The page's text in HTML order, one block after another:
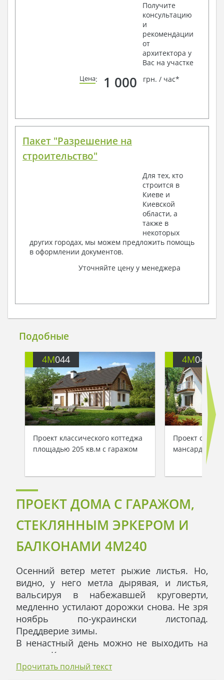
Получите
консультацию
и
рекомендации
от
архитектора у
Вас на участке
Цена: 1 000 грн. / час*
Пакет "Разрешение на
строительство"
Для тех, кто
строится в
Киеве и
Киевской
области, а
также в
некоторых
других городах, мы можем предложить помощь
в оформлении документов.
Уточняйте цену у менеджера
Подобные
4M044
Проект классического коттеджа
площадью 205 кв.м с гаражом
4M047
Проект
мансардой
ПРОЕКТ ДОМА С ГАРАЖОМ,
СТЕКЛЯННЫМ ЭРКЕРОМ И
БАЛКОНАМИ 4M240
Осенний ветер метет рыжие листья. Но,
видно, у него метла дырявая, и листья,
вальсируя в набежавшей круговерти,
медленно устилают дорожки снова. Не зря
ноябрь по-украински листопад.
Преддверие зимы.
В ненастный день можно не выходить на
улицу. Когда стоишь в эркере, как на
витрине, видишь добрую половину сада,
Прочитать полный текст